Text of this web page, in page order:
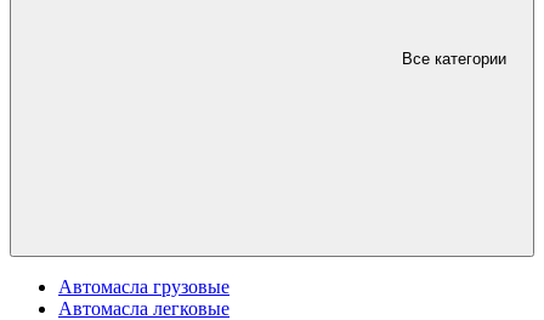
Все категории
Автомасла грузовые
Автомасла легковые